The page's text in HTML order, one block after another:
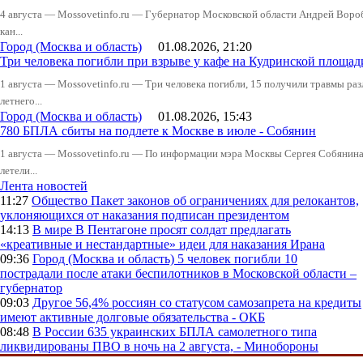
4 августа — Mossovetinfo.ru — Губернатор Московской области Андрей
кан...
Город (Москва и область) 01.08.2026, 21:20
Три человека погибли при взрыве у кафе на Кудринской
1 августа — Mossovetinfo.ru — Три человека погибли, 15 получили травмы
летнего...
Город (Москва и область) 01.08.2026, 15:43
780 БПЛА сбиты на подлете к Москве в июле - Собянин
1 августа — Mossovetinfo.ru — По информации мэра Москвы Сергея
летели...
Лента новостей
11:27 Общество Пакет законов об ограничениях для релокантов,
уклоняющихся от наказания подписан президентом
14:13 В мире В Пентагоне просят солдат предлагать
«креативные и нестандартные» идеи для наказания Ирана
09:36 Город (Москва и область) 5 человек погибли 10
пострадали после атаки беспилотников в Московской области –
губернатор
09:03 Другое 56,4% россиян со статусом самозапрета на кредиты
имеют активные долговые обязательства - ОКБ
08:48 В России 635 украинских БПЛА самолетного типа
ликвидированы ПВО в ночь на 2 августа, - Минобороны